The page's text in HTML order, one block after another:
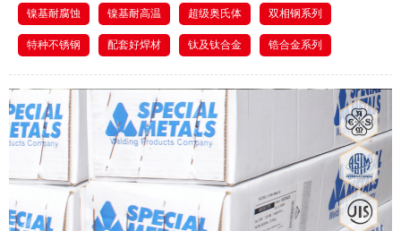
镍基耐腐蚀 镍基耐高温 超级奥氏体 双相钢系列
特种不锈钢 配套好焊材 钛及钛合金 锆合金系列